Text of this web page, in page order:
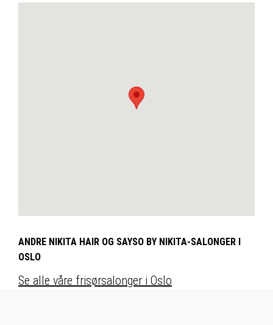
ANDRE NIKITA HAIR OG SAYSO BY NIKITA-SALONGER I
OSLO
Se alle våre frisørsalonger i Oslo